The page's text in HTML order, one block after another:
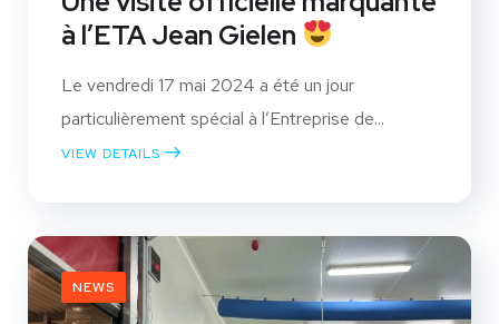
à l’ETA Jean Gielen
Le vendredi 17 mai 2024 a été un jour
particulièrement spécial à l’Entreprise de...
VIEW DETAILS
NEWS